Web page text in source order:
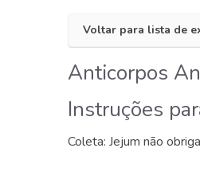
Voltar para lista de
Anticorpos
Instruções
Coleta: Jejum não